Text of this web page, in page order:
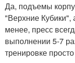
Да, подъемы
"Верхние
менее, пресс
выполнении 5-7
тренировке